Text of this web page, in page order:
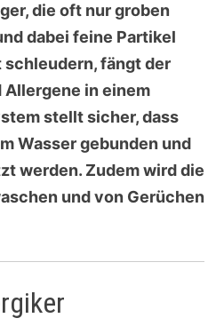
die oft nur groben
dabei feine Partikel
schleudern, fängt der
Allergene in einem
stellt sicher, dass
Wasser gebunden und
werden. Zudem wird die
und von Gerüchen